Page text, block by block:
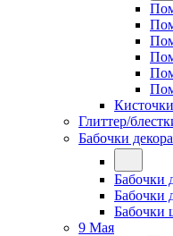
Глиттер/
Бабочки
Бабочки
Бабочки
Бабочки
9 Мая